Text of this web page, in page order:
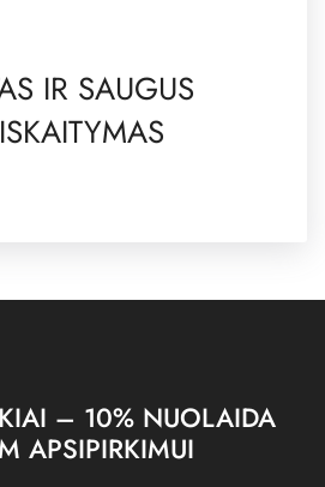
IR SAUGUS
– 10% NUOLAIDA
APSIPIRKIMUI